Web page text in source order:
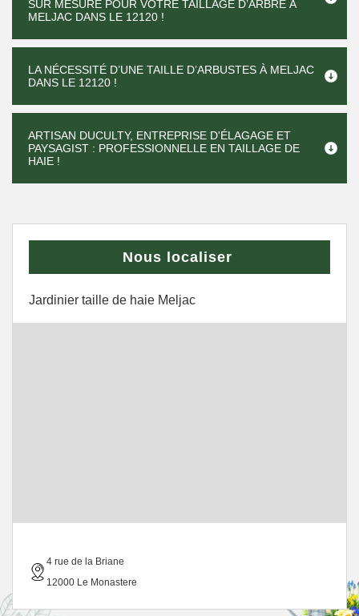
SUR MESURE POUR VOTRE TAILLAGE D’ARBRE À
MELJAC DANS LE 12120 !
LA NÉCESSITÉ D’UNE TAILLE D’ARBUSTES À MELJAC
DANS LE 12120 !
ARTISAN DUCULTY, ENTREPRISE D'ÉLAGAGE ET
PAYSAGIST : PROFESSIONNELLE EN TAILLAGE DE
HAIE !
Nous localiser
Jardinier taille de haie Meljac
4 rue de la Briane
12000 Le Monastere